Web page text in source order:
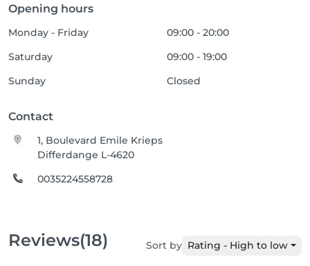
Opening hours
Monday - Friday
09:00 - 20:00
Saturday
09:00 - 19:00
Sunday
Closed
Contact
1, Boulevard Emile Krieps
Differdange L-4620
0035224558728
Reviews(18) Sort by Rating - High to low